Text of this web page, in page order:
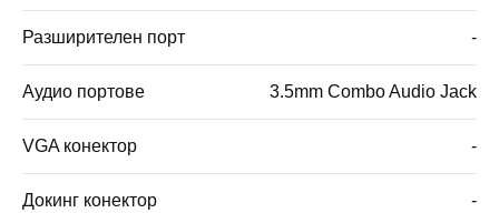
Разширителен порт -
Аудио портове 3.5mm Combo Audio Jack
VGA конектор -
Докинг конектор -